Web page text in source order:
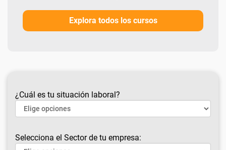
Explora todos los cursos
¿Cuál es tu situación laboral?
Selecciona el Sector de tu empresa: